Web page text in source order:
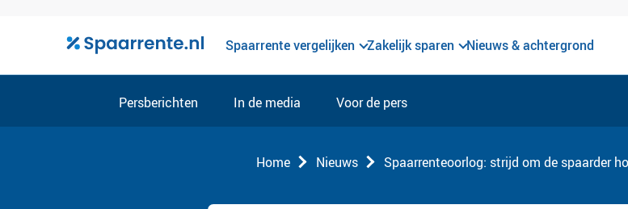
Spaarrente vergelijken Zakelijk sparen Nieuws & achtergrond
Persberichten In de media Voor de pers
Home Nieuws Spaarrenteoorlog: strijd om de spaarder